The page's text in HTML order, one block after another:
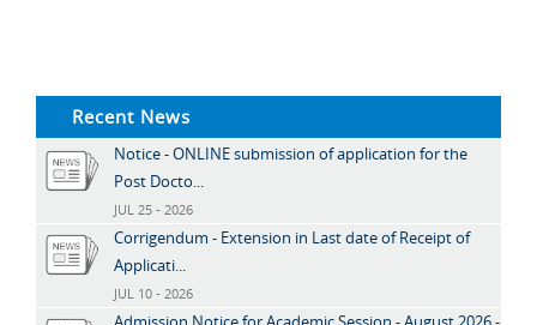
Recent News
Notice - ONLINE submission of application for the
Post Docto...
JUL 25 - 2026
Corrigendum - Extension in Last date of Receipt of
Applicati...
JUL 10 - 2026